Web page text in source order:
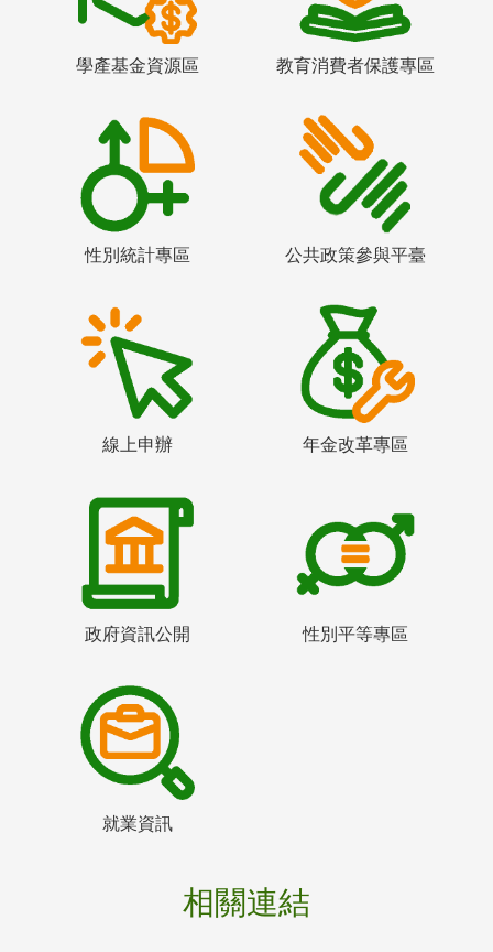
學產基金資源區 教育消費者保護專區
性別統計專區 公共政策參與平臺
線上申辦 年金改革專區
政府資訊公開 性別平等專區
就業資訊
相關連結